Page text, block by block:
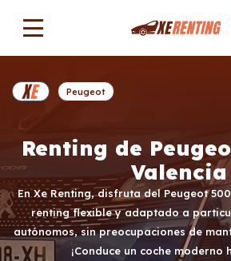
Renting de
Valencia
En Xe Renting, disfruta del Peugeot
renting flexible y adaptado a
autónomos, sin preocupaciones de
¡Conduce un coche moderno
Peugeot